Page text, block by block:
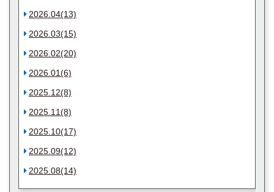
2026.04(13)
2026.03(15)
2026.02(20)
2026.01(6)
2025.12(8)
2025.11(8)
2025.10(17)
2025.09(12)
2025.08(14)